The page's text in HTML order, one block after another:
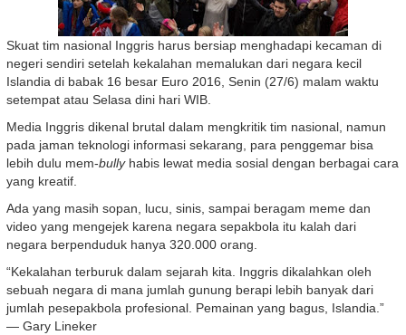
Skuat tim nasional Inggris harus bersiap menghadapi kecaman di
negeri sendiri setelah kekalahan memalukan dari negara kecil
Islandia di babak 16 besar Euro 2016, Senin (27/6) malam waktu
setempat atau Selasa dini hari WIB.
Media Inggris dikenal brutal dalam mengkritik tim nasional, namun
pada jaman teknologi informasi sekarang, para penggemar bisa
lebih dulu mem-bullyhabis lewat media sosial dengan berbagai cara
yang kreatif.
Ada yang masih sopan, lucu, sinis, sampai beragam meme dan
video yang mengejek karena negara sepakbola itu kalah dari
negara berpenduduk hanya 320.000 orang.
“Kekalahan terburuk dalam sejarah kita. Inggris dikalahkan oleh
sebuah negara di mana jumlah gunung berapi lebih banyak dari
jumlah pesepakbola profesional. Pemainan yang bagus, Islandia.”
— Gary Lineker